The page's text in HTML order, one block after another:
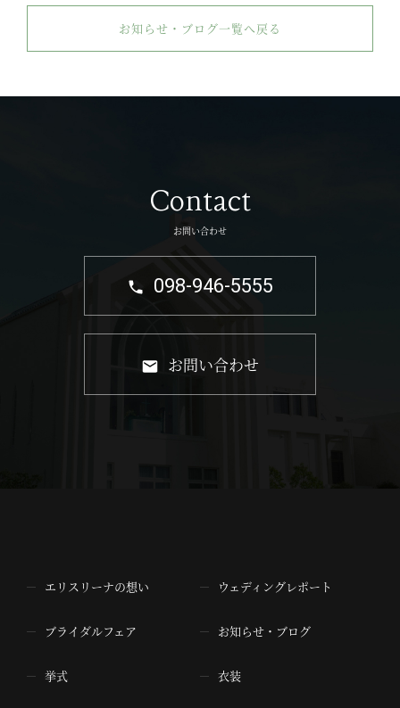
お知らせ・ブログ一覧へ戻る
Contact
お問い合わせ
098-946-5555
お問い合わせ
エリスリーナの想い
ブライダルフェア
挙式
ウェディングレポート
お知らせ・ブログ
衣装